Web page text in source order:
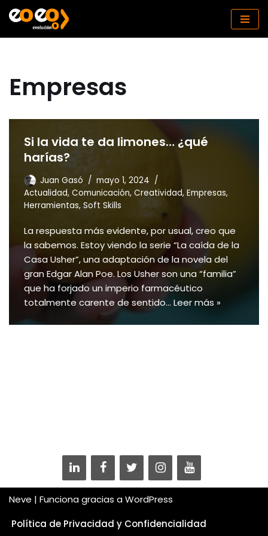
Saltar
Empresas
Si la vida te da limones… ¿qué
harías?
Juan Gasó
mayo 1, 2024
Actualidad, Comunicación, Creatividad, Empresas,
Herramientas, Soft Skills
La respuesta más evidente, por usual, creo que
la sabemos. Estoy viendo la serie “La caída de la
Casa Usher”, una adaptación de la novela del
gran Edgar Alan Poe. Los Usher son una “familia”
que ha forjado un imperio farmacéutico
totalmente carente de sentido… Leer más »
Neve | Funciona gracias aWordPress
Política de Privacidad y Confidencialidad